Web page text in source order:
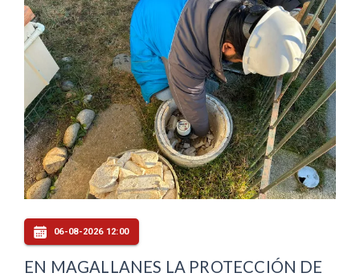
06-08-2026 12:00
EN MAGALLANES LA PROTECCIÓN DE